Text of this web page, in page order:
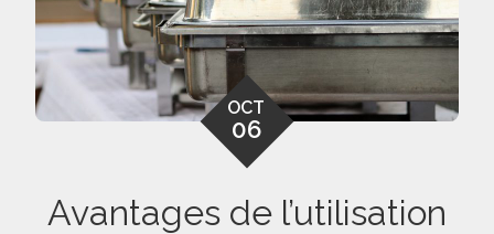
OCT
06
Avantages de l’utilisation